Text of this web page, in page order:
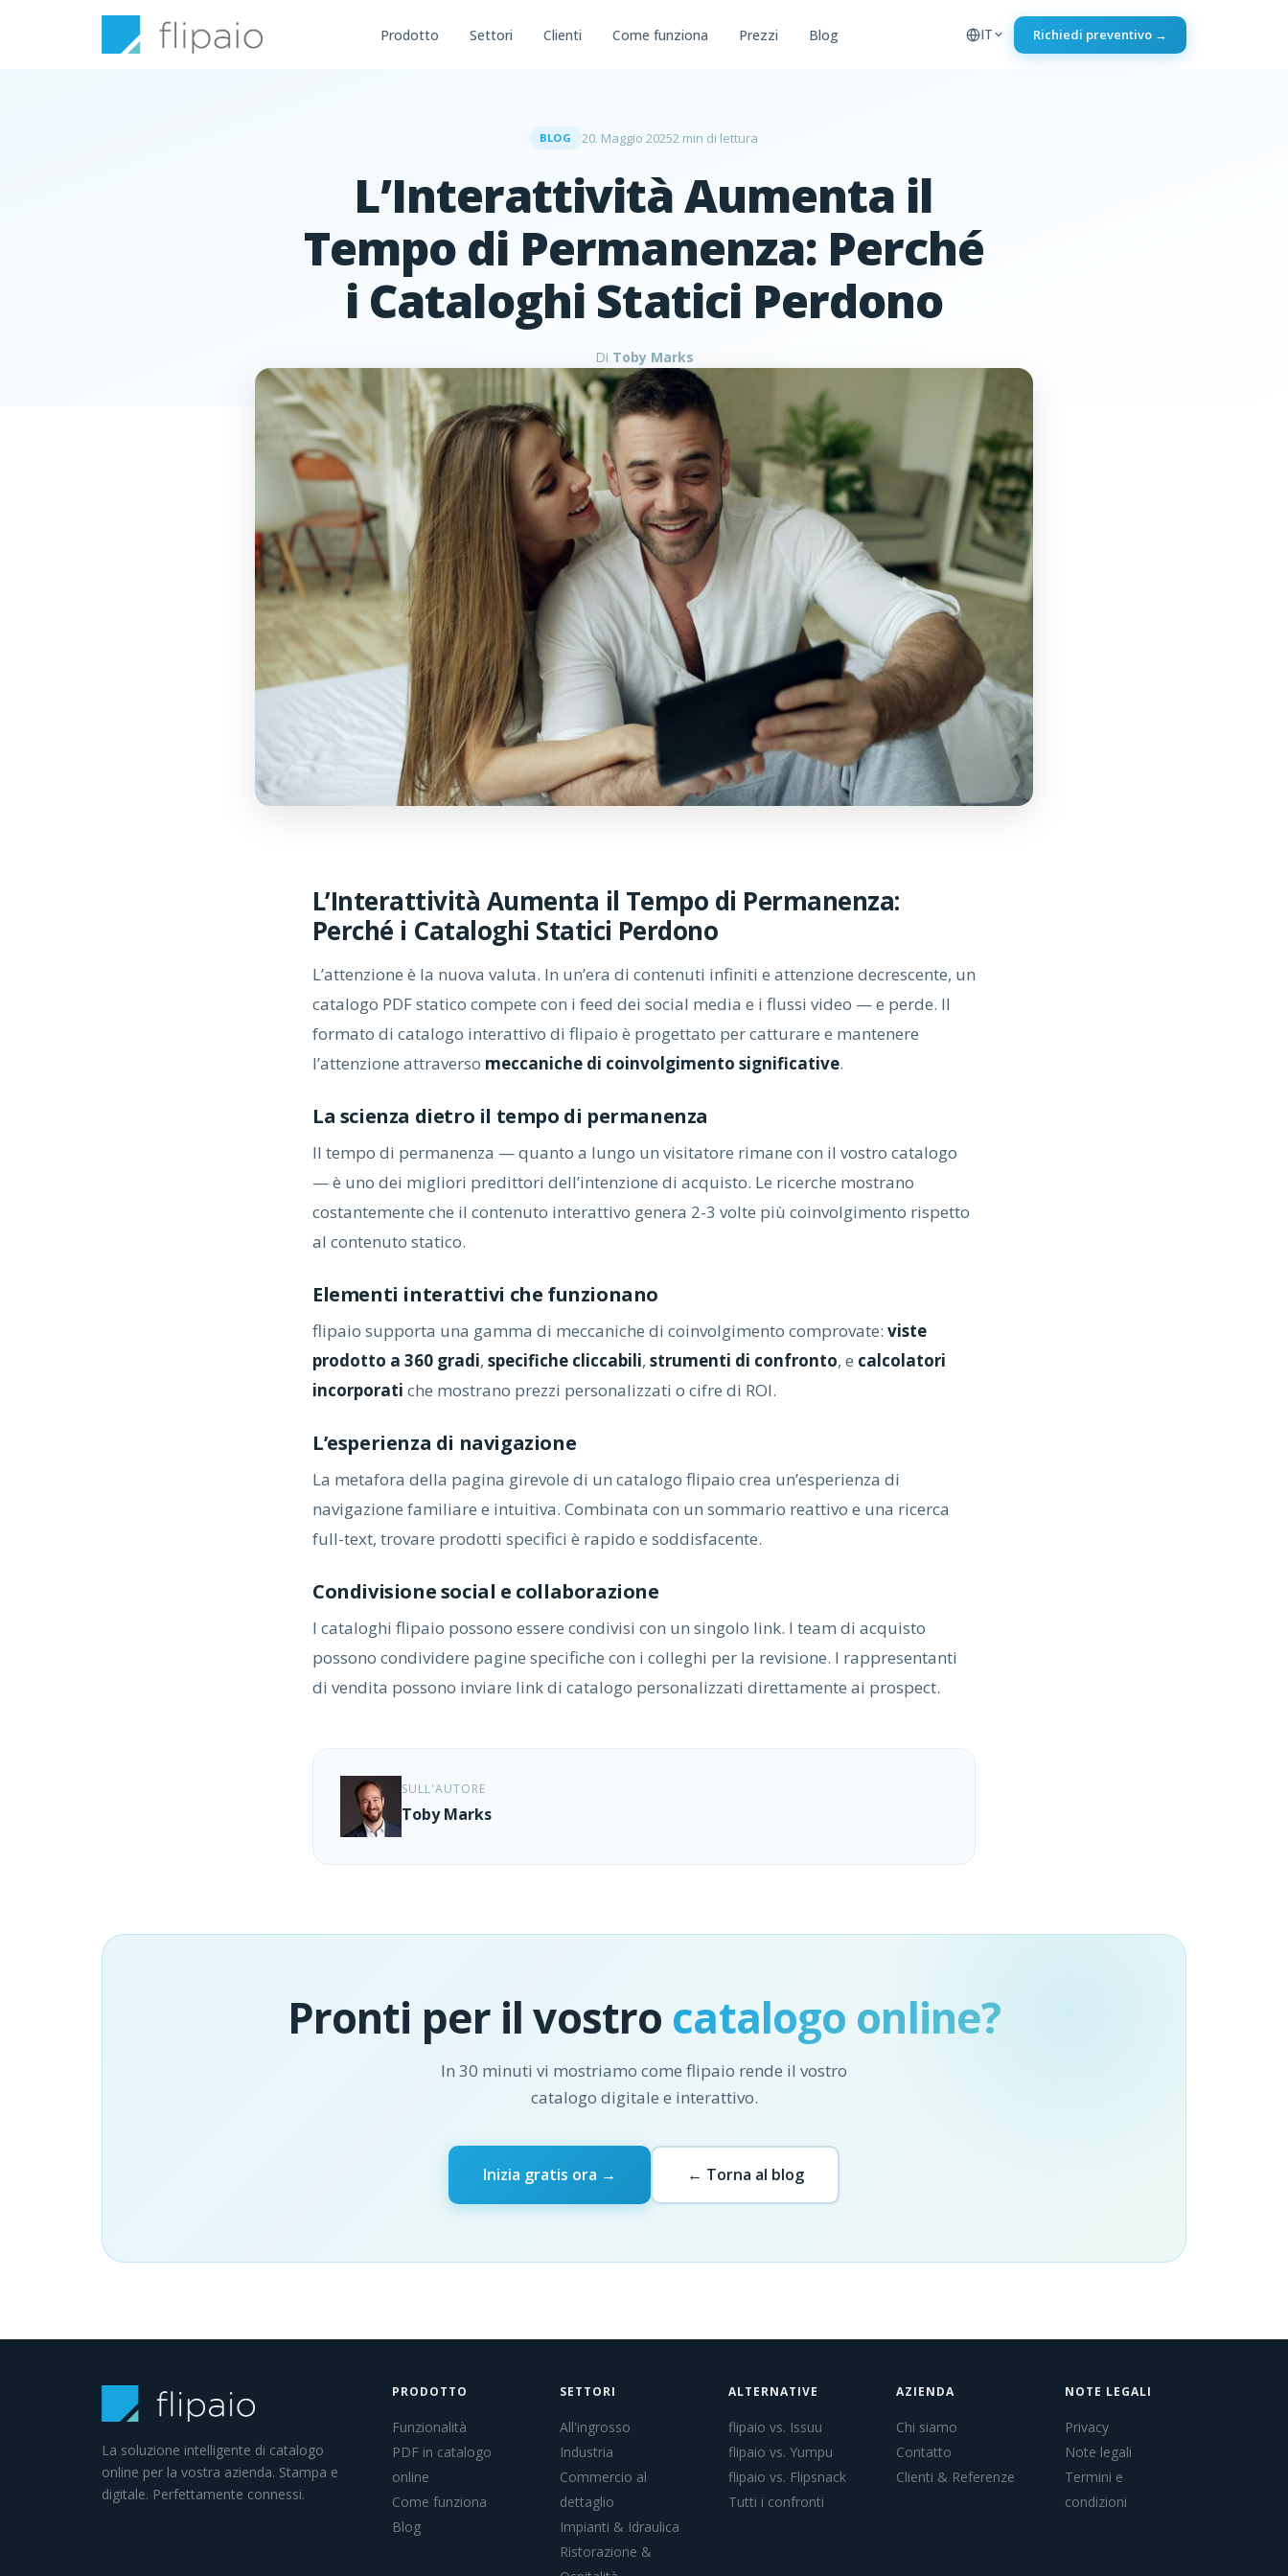
Prodotto Settori Clienti Come funziona Prezzi Blog IT Richiedi preventivo →
BLOG 20. Maggio 20252 min di lettura
L’Interattività Aumenta il
Tempo di Permanenza: Perché
i Cataloghi Statici Perdono
Di Toby Marks
L’Interattività Aumenta il Tempo di Permanenza:
Perché i Cataloghi Statici Perdono
L’attenzione è la nuova valuta. In un’era di contenuti infiniti e attenzione decrescente, un
catalogo PDF statico compete con i feed dei social media e i flussi video — e perde. Il
formato di catalogo interattivo di flipaio è progettato per catturare e mantenere
l’attenzione attraverso meccaniche di coinvolgimento significative.
La scienza dietro il tempo di permanenza
Il tempo di permanenza — quanto a lungo un visitatore rimane con il vostro catalogo
— è uno dei migliori predittori dell’intenzione di acquisto. Le ricerche mostrano
costantemente che il contenuto interattivo genera 2-3 volte più coinvolgimento rispetto
al contenuto statico.
Elementi interattivi che funzionano
flipaio supporta una gamma di meccaniche di coinvolgimento comprovate: viste
prodotto a 360 gradi, specifiche cliccabili, strumenti di confronto, e calcolatori
incorporati che mostrano prezzi personalizzati o cifre di ROI.
L’esperienza di navigazione
La metafora della pagina girevole di un catalogo flipaio crea un’esperienza di
navigazione familiare e intuitiva. Combinata con un sommario reattivo e una ricerca
full-text, trovare prodotti specifici è rapido e soddisfacente.
Condivisione social e collaborazione
I cataloghi flipaio possono essere condivisi con un singolo link. I team di acquisto
possono condividere pagine specifiche con i colleghi per la revisione. I rappresentanti
di vendita possono inviare link di catalogo personalizzati direttamente ai prospect.
SULL'AUTORE
Toby Marks
Pronti per il vostro catalogo online?
In 30 minuti vi mostriamo come flipaio rende il vostro
catalogo digitale e interattivo.
Inizia gratis ora → ← Torna al blog
La soluzione intelligente di catalogo
online per la vostra azienda. Stampa e
digitale. Perfettamente connessi.
PRODOTTO
Funzionalità
PDF in catalogo
online
Come funziona
Blog
SETTORI
All'ingrosso
Industria
Commercio al
dettaglio
Impianti & Idraulica
Ristorazione &
ALTERNATIVE
flipaio vs. Issuu
flipaio vs. Yumpu
flipaio vs. Flipsnack
Tutti i confronti
AZIENDA
Chi siamo
Contatto
Clienti & Referenze
NOTE LEGALI
Privacy
Note legali
Termini e
condizioni